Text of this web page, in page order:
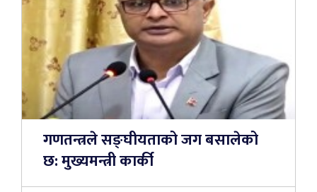
गणतन्त्रले सङ्घीयताको जग बसालेको
छ: मुख्यमन्त्री कार्की